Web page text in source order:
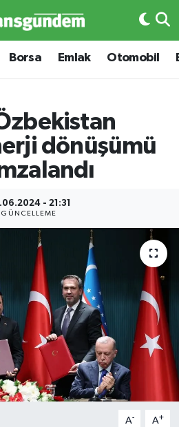
Borsa Emlak Otomobil
dönüşümü
- 21:31
GÜNCELLEME
A- A+